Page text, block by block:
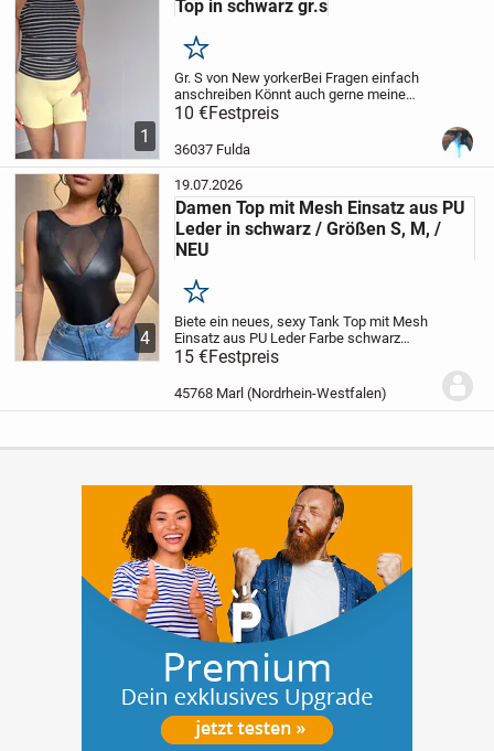
1
Top in schwarz gr.s
Merken
Gr. S von New yorkerBei Fragen einfach
anschreiben Könnt auch gerne meine
andere Artikeln anschauen 😊
10 €Festpreis
36037 Fulda
4
19.07.2026
Damen Top mit Mesh Einsatz aus PU
Leder in schwarz / Größen S, M, /
NEU
Merken
Biete ein neues, sexy Tank Top mit Mesh
Einsatz aus PU Leder Farbe schwarz
Größen S, M,Schmal geschnitten und
leicht dehnbar
ElasthanAbholung, Versand und PayPal
15 €Festpreis
45768 Marl (Nordrhein-Westfalen)